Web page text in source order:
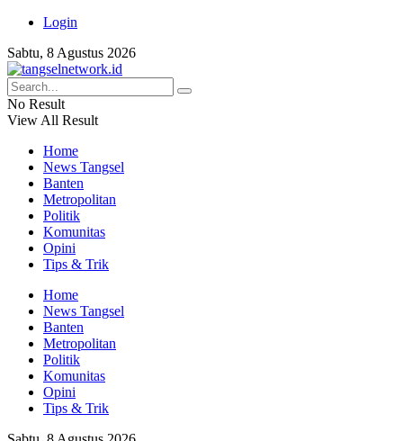
Login
Sabtu, 8 Agustus 2026
No Result
View All Result
Home
News Tangsel
Banten
Metropolitan
Politik
Komunitas
Opini
Tips & Trik
Home
News Tangsel
Banten
Metropolitan
Politik
Komunitas
Opini
Tips & Trik